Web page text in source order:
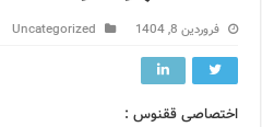
فروردین 8, 1404 Uncategorized
اختصاصی ققنوس :